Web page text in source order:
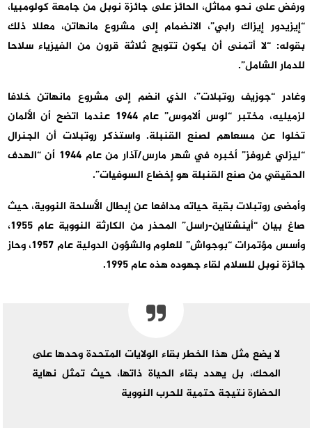
ورفض على نحو مماثل، الحائز على جائزة نوبل من جامعة كولومبيا،
“إيزيدور إيزاك رابي”، الانضمام إلى مشروع مانهاتن، معللا ذلك
بقوله: “لا أتمنى أن يكون تتويج ثلاثة قرون من الفيزياء سلاحا
للدمار الشامل”.
وغادر “جوزيف روتبلات”، الذي انضم إلى مشروع مانهاتن خلافا
لزميليه، مختبر “لوس ألاموس” عام 1944 عندما اتضح أن الألمان
تخلوا عن مسعاهم لصنع القنبلة. واستذكر روتبلات أن الجنرال
“ليزلي غروفز” أخبره في شهر مارس/آذار من عام 1944 أن “الهدف
الحقيقي من صنع القنبلة هو إخضاع السوفيات”.
وأمضى روتبلات بقية حياته مدافعا عن إبطال الأسلحة النووية، حيث
صاغ بيان “أينشتاين-راسل” المحذر من الكارثة النووية عام 1955،
وأسس مؤتمرات “بوجواش” للعلوم والشؤون الدولية عام 1957، وحاز
جائزة نوبل للسلام لقاء جهوده هذه عام 1995.
لا يضع مثل هذا الخطر بقاء الولايات المتحدة وحدها على
المحك، بل يهدد بقاء الحياة ذاتها، حيث تمثل نهاية
الحضارة نتيجة حتمية للحرب النووية